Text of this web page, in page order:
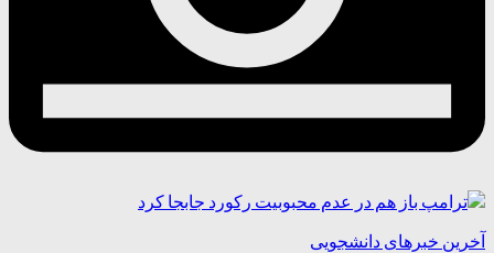
آخرین خبرهای دانشجویی